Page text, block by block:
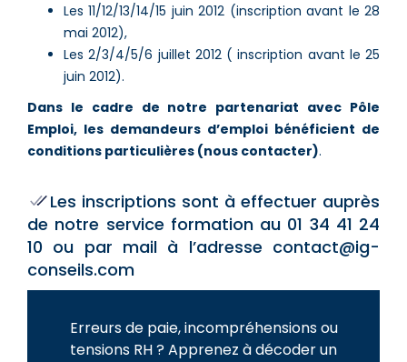
Les 11/12/13/14/15 juin 2012 (inscription avant le 28
mai 2012),
Les 2/3/4/5/6 juillet 2012 ( inscription avant le 25
juin 2012).
Dans le cadre de notre partenariat avec Pôle
Emploi, les demandeurs d’emploi bénéficient de
conditions particulières (nous contacter).
Les inscriptions sont à effectuer auprès
de notre service formation au 01 34 41 24
10 ou par mail à l’adresse contact@ig-
conseils.com
Erreurs de paie, incompréhensions ou
tensions RH ? Apprenez à décoder un